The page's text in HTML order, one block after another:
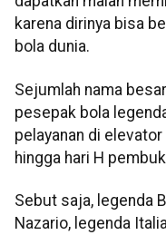
karena dirinya bisa
bola dunia.
Sejumlah nama
pesepak bola
pelayanan di
hingga hari H
Sebut saja, legenda
Nazario, legenda